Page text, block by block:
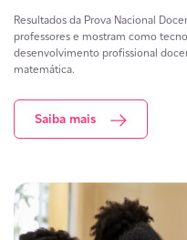
Resultados da Prova Nacional
professores e mostram como
desenvolvimento profissional
matemática.
Saiba mais